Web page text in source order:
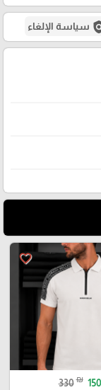
سياسة الإلغاء
favorite_border
330 ₪ 150